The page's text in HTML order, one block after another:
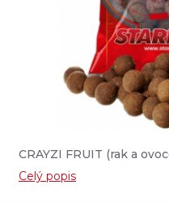
CRAYZI FRUIT (rak a
CONCEPT obsahují
chemických aromat,
Celý popis